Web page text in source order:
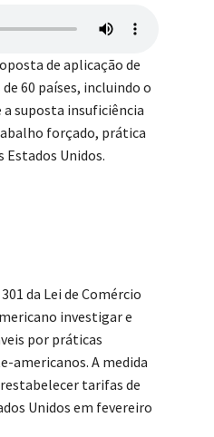
de aplicação de
60 países, incluindo o
suposta insuficiência
forçado, prática
Unidos.
da Lei de Comércio
investigar e
por práticas
americanos. A medida
tarifas de
Unidos em fevereiro